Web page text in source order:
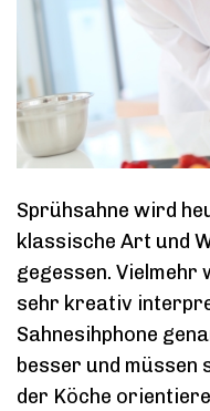
Sprühsahne wird
klassische Art und
gegessen.
sehr kreativ
Sahnesihphone
besser und müssen
der Köche